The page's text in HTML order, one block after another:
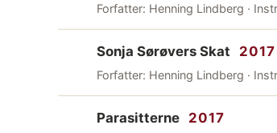
Forfatter: Henning Lindberg ·
Sonja Sørøvers Skat 2017
Forfatter: Henning Lindberg ·
Parasitterne 2017